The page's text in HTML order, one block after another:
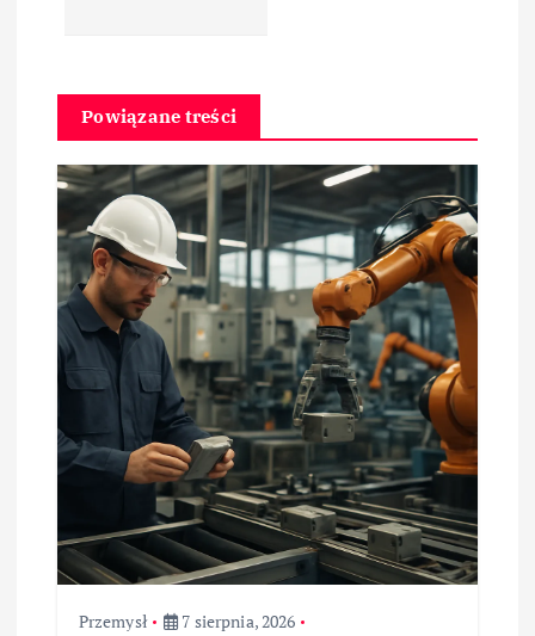
a
w
p
s
u
Powiązane treści
Przemysł
7 sierpnia, 2026